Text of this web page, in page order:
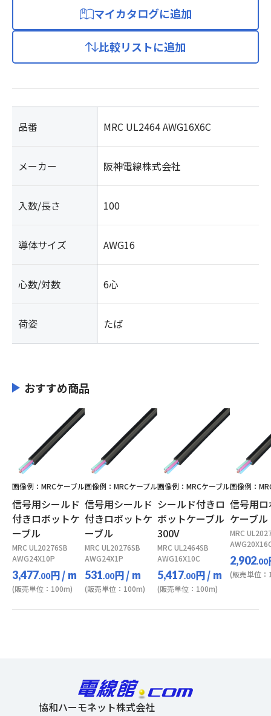
個
マイカタログに追加
比較リストに追加
品番 MRC UL2464 AWG16X6C
メーカー 阪神電線株式会社
入数/長さ 100
導体サイズ AWG16
心数/対数 6心
荷姿 たば
おすすめ商品
画像例：MRCケーブル
信号用シールド
付きロボットケ
ーブル
MRC UL20276SB
AWG24X10P
3,477.00円/ m
(販売単位：100m)
画像例：MRCケーブル
信号用シールド
付きロボットケ
ーブル
MRC UL20276SB
AWG24X1P
531.00円/ m
(販売単位：100m)
画像例：MRCケーブル
シールド付きロ
ボットケーブル
300V
MRC UL2464SB
AWG16X10C
5,417.00円/ m
(販売単位：100m)
画像例：
信号用
ケーブル
MRC
2,902.00
(販売単位
協和ハーモネット株式会社